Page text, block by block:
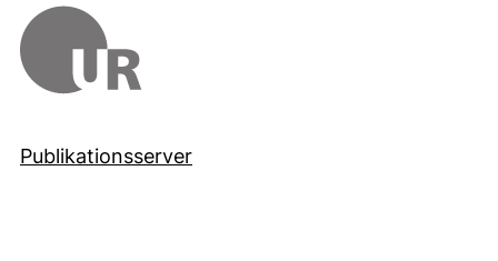
Publikationsserver